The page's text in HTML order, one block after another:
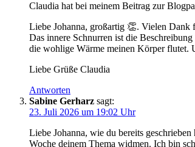
Claudia hat bei meinem Beitrag zur
Liebe Johanna, großartig 👏. Vielen
Das innere Schnurren ist die
die wohlige Wärme meinen Körper flutet.
Liebe Grüße Claudia
Antworten
Sabine Gerharz sagt:
23. Juli 2026 um 19:02 Uhr
Liebe Johanna, wie du bereits
Woche deinem Thema widmen. Ich bin